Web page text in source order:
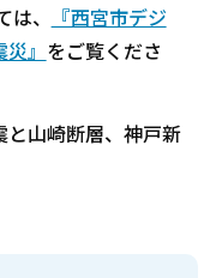
、
『西宮市デジ
』 をご覧くださ
と山崎断層、神戸新